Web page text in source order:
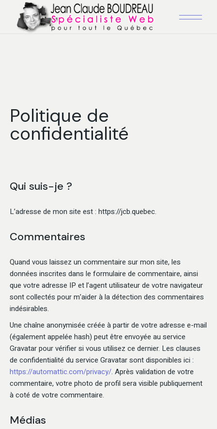
Politique de
confidentialité
Qui suis-je ?
L’adresse de mon site est : https://jcb.quebec.
Commentaires
Quand vous laissez un commentaire sur mon site, les
données inscrites dans le formulaire de commentaire, ainsi
que votre adresse IP et l’agent utilisateur de votre navigateur
sont collectés pour m’aider à la détection des commentaires
indésirables.
Une chaîne anonymisée créée à partir de votre adresse e-mail
(également appelée hash) peut être envoyée au service
Gravatar pour vérifier si vous utilisez ce dernier. Les clauses
de confidentialité du service Gravatar sont disponibles ici :
https://automattic.com/privacy/. Après validation de votre
commentaire, votre photo de profil sera visible publiquement
à coté de votre commentaire.
Médias